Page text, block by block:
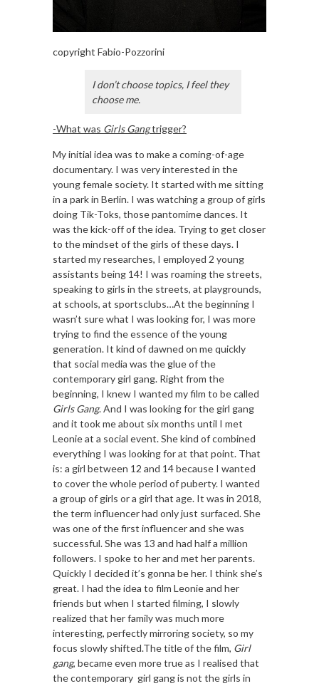
copyright Fabio-Pozzorini
I don’t choose topics, I feel they
choose me.
-What was Girls Gangtrigger?
My initial idea was to make a coming-of-age
documentary. I was very interested in the
young female society. It started with me sitting
in a park in Berlin. I was watching a group of girls
doing Tik-Toks, those pantomime dances. It
was the kick-off of the idea. Trying to get closer
to the mindset of the girls of these days. I
started my researches, I employed 2 young
assistants being 14! I was roaming the streets,
speaking to girls in the streets, at playgrounds,
at schools, at sportsclubs…At the beginning I
wasn’t sure what I was looking for, I was more
trying to find the essence of the young
generation. It kind of dawned on me quickly
that social media was the glue of the
contemporary girl gang. Right from the
beginning, I knew I wanted my film to be called
Girls Gang. And I was looking for the girl gang
and it took me about six months until I met
Leonie at a social event. She kind of combined
everything I was looking for at that point. That
is: a girl between 12 and 14 because I wanted
to cover the whole period of puberty. I wanted
a group of girls or a girl that age. It was in 2018,
the term influencer had only just surfaced. She
was one of the first influencer and she was
successful. She was 13 and had half a million
followers. I spoke to her and met her parents.
Quickly I decided it’s gonna be her. I think she’s
great. I had the idea to film Leonie and her
friends but when I started filming, I slowly
realized that her family was much more
interesting, perfectly mirroring society, so my
focus slowly shifted.The title of the film, Girl
gang, became even more true as I realised that
the contemporary girl gang is not the girls in